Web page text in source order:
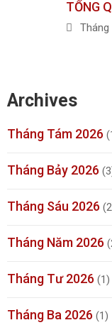
TỔNG
Tháng
Archives
Tháng Tám 2026
Tháng Bảy 2026
Tháng Sáu 2026
Tháng Năm 2026
Tháng Tư 2026 (1)
Tháng Ba 2026 (1)